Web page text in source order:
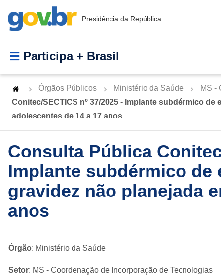
Presidência da República
Participa + Brasil
Órgãos Públicos Ministério da Saúde
MS -
Conitec/SECTICS nº 37/2025 - Implante subdérmico
adolescentes de 14 a 17 anos
Consulta Pública
Implante subdérmico de
gravidez não planejada
anos
Órgão: Ministério da Saúde
Setor: MS - Coordenação de Incorporação de Tecnologias